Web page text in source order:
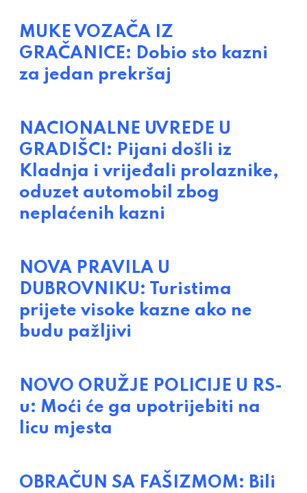
MUKE VOZAČA IZ
GRAČANICE: Dobio sto kazni
za jedan prekršaj
NACIONALNE UVREDE U
GRADIŠCI: Pijani došli iz
Kladnja i vrijeđali prolaznike,
oduzet automobil zbog
neplaćenih kazni
NOVA PRAVILA U
DUBROVNIKU: Turistima
prijete visoke kazne ako ne
budu pažljivi
NOVO ORUŽJE POLICIJE U RS-
u: Moći će ga upotrijebiti na
licu mjesta
OBRAČUN SA FAŠIZMOM: Bili